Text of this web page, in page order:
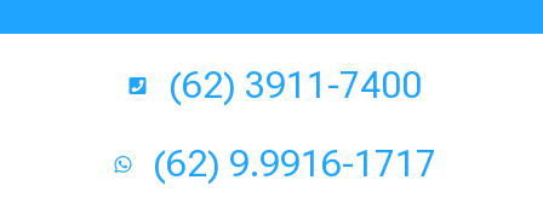
(62) 3911-7400
(62) 9.9916-1717